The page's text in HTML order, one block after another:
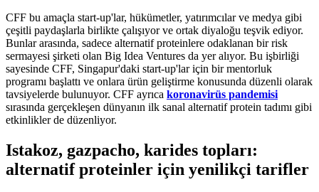
CFF bu amaçla start-up'lar, hükümetler, yatırımcılar ve medya gibi
çeşitli paydaşlarla birlikte çalışıyor ve ortak diyaloğu teşvik ediyor.
Bunlar arasında, sadece alternatif proteinlere odaklanan bir risk
sermayesi şirketi olan Big Idea Ventures da yer alıyor. Bu işbirliği
sayesinde CFF, Singapur'daki start-up'lar için bir mentorluk
programı başlattı ve onlara ürün geliştirme konusunda düzenli olarak
tavsiyelerde bulunuyor. CFF ayrıca koronavirüs pandemisi
sırasında gerçekleşen dünyanın ilk sanal alternatif protein tadımı gibi
etkinlikler de düzenliyor.
Istakoz, gazpacho, karides topları:
alternatif proteinler için yenilikçi tarifler